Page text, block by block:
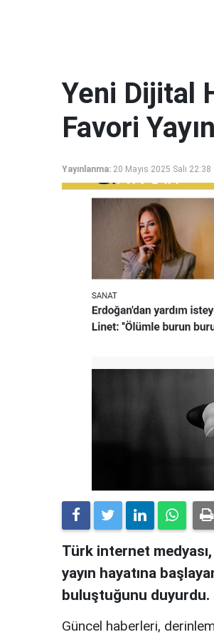
Yeni Dijital
Favori
Yayınlanma: 20 Mayıs 2025 Salı 22:38
Türk internet
yayın hayatına
buluştuğunu duyurdu.
Güncel haberleri,